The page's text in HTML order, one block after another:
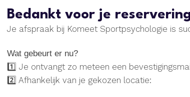
Bedankt voor je
Je afspraak bij Komeet Sportpsychologie is
Wat gebeurt er nu?
1️⃣ Je ontvangt zo meteen een
2️⃣ Afhankelijk van je gekozen locatie: